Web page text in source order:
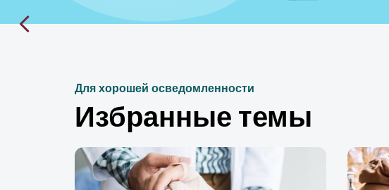
Для хорошей осведомленности
Избранные темы